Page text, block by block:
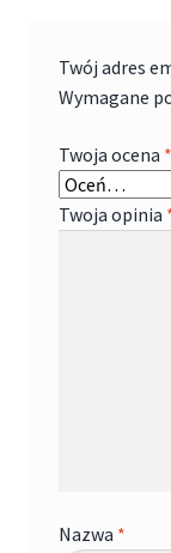
Twój adres
Wymagane
Twoja ocena *
Twoja opinia
Nazwa *